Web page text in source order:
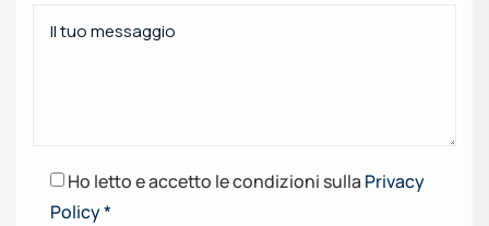
Ho letto e accetto le condizioni sulla Privacy
Policy *